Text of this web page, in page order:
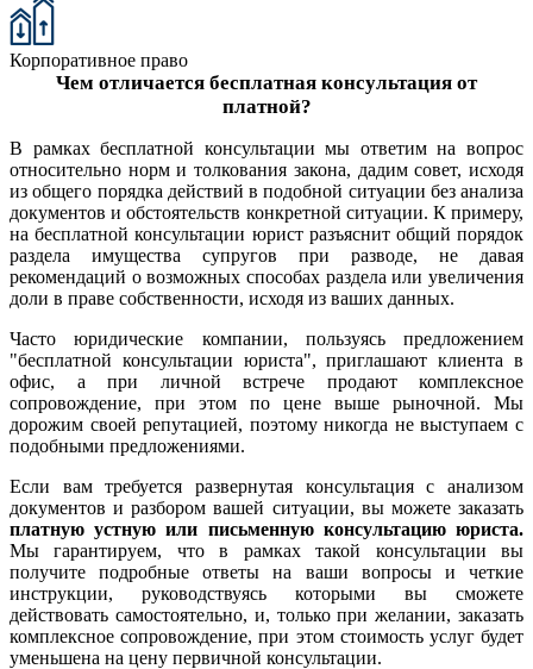
Корпоративное право
Чем отличается бесплатная консультация от
платной?
В рамках бесплатной консультации мы ответим на вопрос
относительно норм и толкования закона, дадим совет, исходя
из общего порядка действий в подобной ситуации без анализа
документов и обстоятельств конкретной ситуации. К примеру,
на бесплатной консультации юрист разъяснит общий порядок
раздела имущества супругов при разводе, не давая
рекомендаций о возможных способах раздела или увеличения
доли в праве собственности, исходя из ваших данных.
Часто юридические компании, пользуясь предложением
"бесплатной консультации юриста", приглашают клиента в
офис, а при личной встрече продают комплексное
сопровождение, при этом по цене выше рыночной. Мы
дорожим своей репутацией, поэтому никогда не выступаем с
подобными предложениями.
Если вам требуется развернутая консультация с анализом
документов и разбором вашей ситуации, вы можете заказать
платную устную или письменную консультацию юриста.
Мы гарантируем, что в рамках такой консультации вы
получите подробные ответы на ваши вопросы и четкие
инструкции, руководствуясь которыми вы сможете
действовать самостоятельно, и, только при желании, заказать
комплексное сопровождение, при этом стоимость услуг будет
уменьшена на цену первичной консультации.